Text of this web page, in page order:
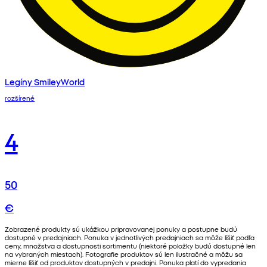
Legíny SmileyWorld
rozšírené
4
50
€
Zobrazené produkty sú ukážkou pripravovanej ponuky a postupne budú
dostupné v predajniach. Ponuka v jednotlivých predajniach sa môže líšiť podľa
ceny, množstva a dostupnosti sortimentu (niektoré položky budú dostupné len
na vybraných miestach). Fotografie produktov sú len ilustračné a môžu sa
mierne líšiť od produktov dostupných v predajni. Ponuka platí do vypredania